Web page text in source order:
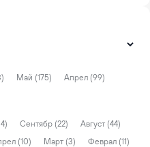
Май (175)
Апрел (99)
Сентябр (22)
Август (44)
(10) Март (3)
Феврал (11)